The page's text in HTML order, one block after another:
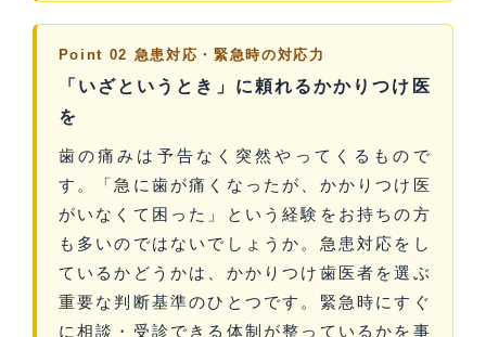
Point 02 急患対応・緊急時の対応力
「いざというとき」に頼れるかかりつけ医
を
歯の痛みは予告なく突然やってくるもので
す。「急に歯が痛くなったが、かかりつけ医
がいなくて困った」という経験をお持ちの方
も多いのではないでしょうか。急患対応をし
ているかどうかは、かかりつけ歯医者を選ぶ
重要な判断基準のひとつです。緊急時にすぐ
に相談・受診できる体制が整っているかを事